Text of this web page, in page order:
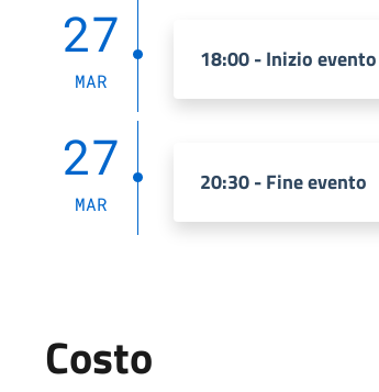
27
MAR
18:00 - Inizio evento
27
MAR
20:30 - Fine evento
Costo